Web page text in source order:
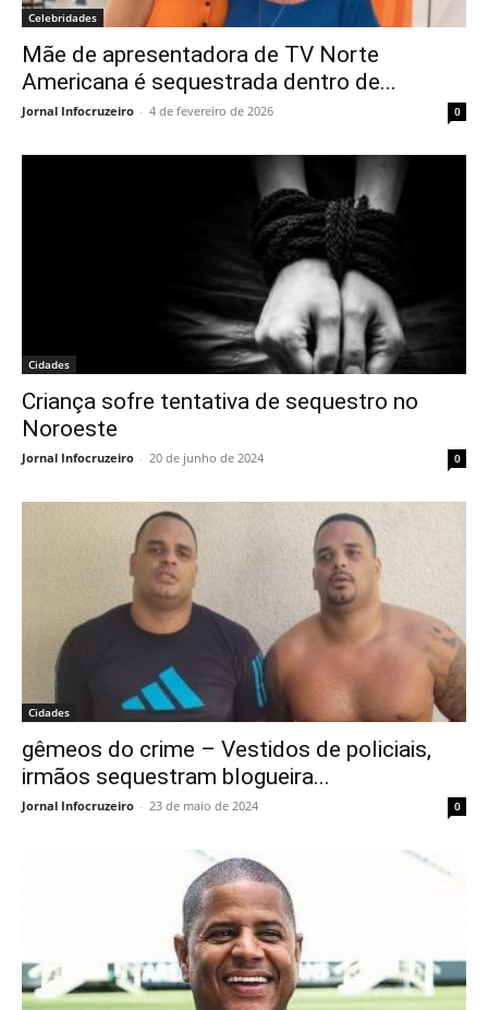
Celebridades
Mãe de apresentadora de TV Norte
Americana é sequestrada dentro de...
Jornal Infocruzeiro - 4 de fevereiro de 2026 0
Cidades
Criança sofre tentativa de sequestro no
Noroeste
Jornal Infocruzeiro - 20 de junho de 2024 0
Cidades
gêmeos do crime – Vestidos de policiais,
irmãos sequestram blogueira...
Jornal Infocruzeiro - 23 de maio de 2024 0